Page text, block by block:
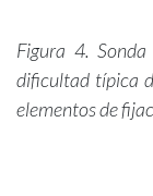
Figura 4.
dificultad típica
elementos de